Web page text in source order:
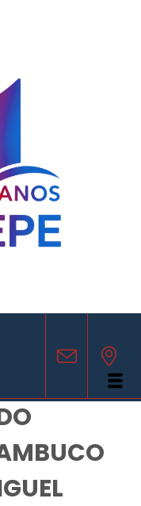
DE PERNAMBUCO
DE COTAÇÃO Nº0091/2018